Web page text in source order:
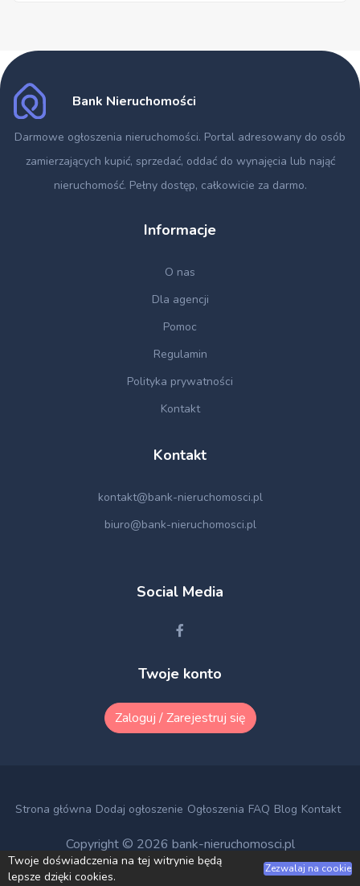
Bank Nieruchomości
Darmowe ogłoszenia nieruchomości. Portal adresowany do osób
zamierzających kupić, sprzedać, oddać do wynajęcia lub nająć
nieruchomość. Pełny dostęp, całkowicie za darmo.
Informacje
O nas
Dla agencji
Pomoc
Regulamin
Polityka prywatności
Kontakt
Kontakt
kontakt@bank-nieruchomosci.pl
biuro@bank-nieruchomosci.pl
Social Media
Twoje konto
Zaloguj / Zarejestruj się
Strona główna Dodaj ogłoszenie Ogłoszenia FAQ Blog Kontakt
Copyright © 2026 bank-nieruchomosci.pl
Twoje doświadczenia na tej witrynie będą
lepsze dzięki cookies.
Zezwalaj na cookie